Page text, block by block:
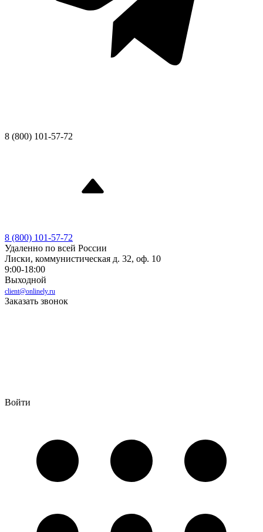
8 (800) 101-57-72
8 (800) 101-57-72
Удаленно по всей России
Лиски, коммунистическая д. 32, оф. 10
9:00-18:00
Выходной
client@onlinely.ru
Заказать звонок
Войти